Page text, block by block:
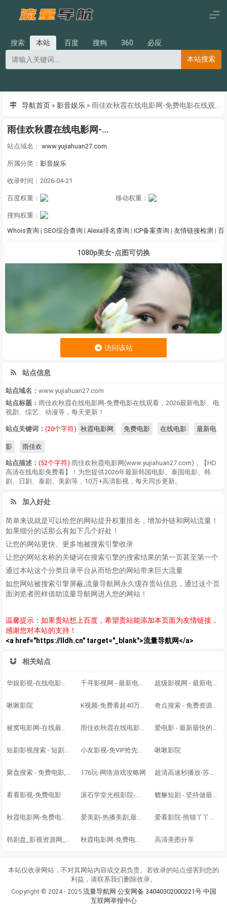
搜索 本站 百度 搜狗 360
必应
本站搜索
导航首页 » 影音娱乐 »
雨佳欢秋霞在线电影网-免费电影在线观看，2026最新电影、电视剧、综艺、动漫等，每天更新！
站点域名： www.yujiahuan27.com
所属分类： 影音娱乐
收录时间：2026-04-21
百度权重： 移动权重：
搜狗权重：
Whois查询 | SEO综合查询 | Alexa排名查询 | ICP备案查询 | 友情链接检测 | 百
1080p美女-点图可切换
访问该站
站点信息
站点域名： www.yujiahuan27.com
站点标题： 雨佳欢秋霞在线电影网-免费电影在线观看，2026最新电影、电
视剧、综艺、动漫等，每天更新！
站点关键词： (20个字符) 秋霞电影网 免费电影 在线电影 最新电
影 雨佳欢
站点描述： (52个字符) 雨佳欢秋霞电影网(www.yujiahuan27.com)，【HD
高清在线电影免费看】！为您提供2026年最新韩国电影、泰国电影、韩
剧、日剧、泰剧、美剧等，10万+高清影视，每天同步更新。
加入好处
简单来说就是可以给您的网站提升权重排名，增加外链和网站流量！
如果细分的话那么有如下几个好处！
让您的网站更快、更多地被搜索引擎收录
让您的网站名称的关键词在搜索引擎的搜索结果的第一页甚至第一个
通过本站这个分类目录平台从而给您的网站带来巨大流量
如您网站被搜索引擎屏蔽,流量导航网永久缓存贵站信息，通过这个页
面浏览者照样借助流量导航网进入您的网站！
温馨提示：如果贵站想上百度，希望贵站能添加本页面为友情链接，
感谢您对本站的支持！
<a href="https://lldh.cn" target="_blank">流量导航网</a>
相关站点
千寻影视网 - 最新电影大片 - 高清播播影院 - 最新好看的电视剧免费在线观看 超级影视网 - 最新电影大片 - 高清播播影院 - 最新好看的电视剧免费在线观看 - www.cj1.cc
啾啾影院 K视频-免费看超40万+部海量电影视频 - www.661555.xyz 奇点搜索 - 免费资源搜索平台，网盘搜索神器，最新热门短剧，百度群组分享夸克云盘网盘下载，逆袭短剧推荐
小友影视-免VIP抢先观看最新好看的电影和电视剧 啾啾影院
176玩-网络游戏攻略网 超清高速秒播放-苏鸦虹影视-免费观影平台
看看影视-免费电影 滚石学堂光棍影院-最新热门电影-高清电视剧全集免费在线观看 貔貅短剧 - 坚持做最好用的短剧资源搜索引擎
爱美剧-热播美剧,最新美剧,经典美剧,好看的美剧,最火美剧,最新美剧排行榜,最新欧美剧,最新欧美电影,最新欧美动漫,欧美综艺
秋霞电影网-免费电影在线观看，2026最新电影、电视剧、综艺、动漫等，每天更新！ 高清美图分享
本站仅收录网站，不对其网站内容或交易负责。若收录的站点侵害到您的
利益，请联系我们删除收录。
Copyright © 2024 - 2025 流量导航网 公安网备 34040302000221号 中国
互联网举报中心